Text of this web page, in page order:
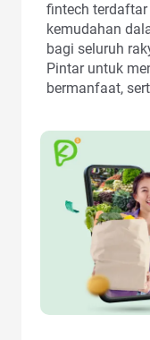
fintech
kemudahan
bagi seluruh
Pintar untuk
bermanfaat,